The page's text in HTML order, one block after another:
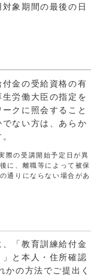
象期間の最後の日
金の受給資格の有
労働大臣の指定を
クに照会すること
ない方は、あらか
際の受講開始予定日が異
に、離職等によって被保
通りにならない場合があ
「教育訓練給付金
と本人・住所確認
の方法でご提出く